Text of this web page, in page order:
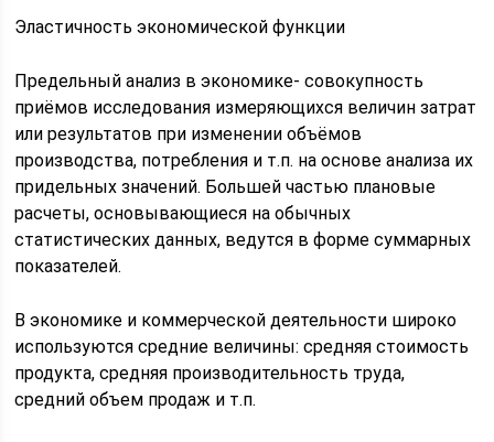
Эластичность экономической функции
Предельный анализ в экономике- совокупность
приёмов исследования измеряющихся величин затрат
или результатов при изменении объёмов
производства, потребления и т.п. на основе анализа их
придельных значений. Большей частью плановые
расчеты, основывающиеся на обычных
статистических данных, ведутся в форме суммарных
показателей.
В экономике и коммерческой деятельности широко
используются средние величины: средняя стоимость
продукта, средняя производительность труда,
средний объем продаж и т.п.